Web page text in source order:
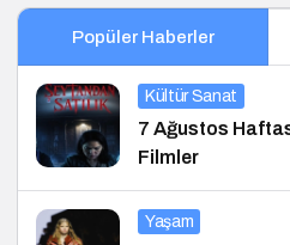
Popüler Haberler
Kültür Sanat
7 Ağustos
Filmler
Yaşam